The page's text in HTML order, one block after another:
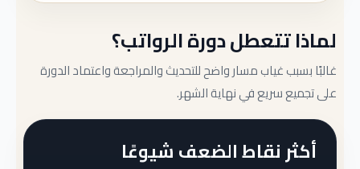
لماذا تتعطل دورة الرواتب؟
غالبًا بسبب غياب مسار واضح للتحديث والمراجعة واعتماد الدورة
على تجميع سريع في نهاية الشهر.
أكثر نقاط الضعف شيوعًا